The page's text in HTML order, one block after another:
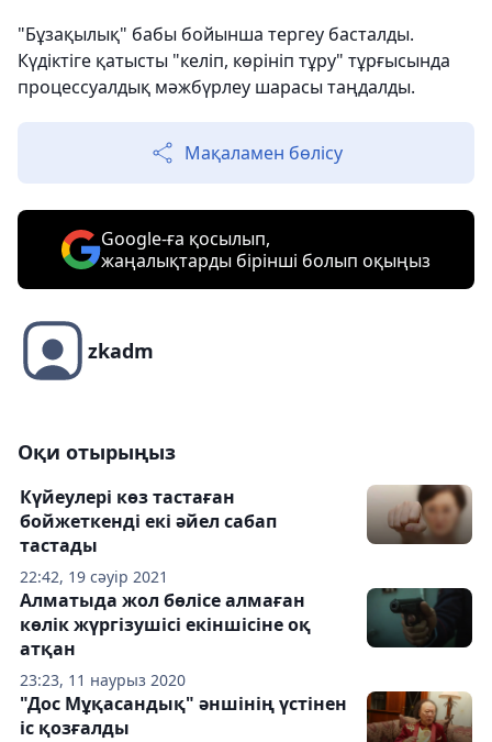
"Бұзақылық" бабы бойынша тергеу басталды.
Күдіктіге қатысты "келіп, көрініп тұру" тұрғысында
процессуалдық мәжбүрлеу шарасы таңдалды.
Мақаламен бөлісу
Google-ға қосылып,
жаңалықтарды бірінші болып оқыңыз
zkadm
Оқи отырыңыз
22:42, 19 сәуір 2021
Күйеулері көз тастаған
бойжеткенді екі әйел сабап
тастады
23:23, 11 наурыз 2020
Алматыда жол бөлісе алмаған
көлік жүргізушісі екіншісіне оқ
атқан
"Дос Мұқасандық" әншінің үстінен
іс қозғалды